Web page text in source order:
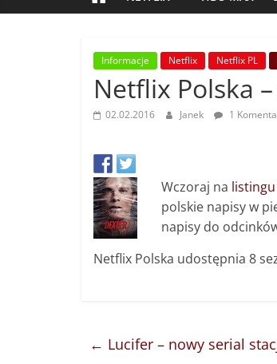
Informacje Netflix Netflix PL
Netflix Polska
02.02.2016 Janek 1
Wczoraj na
polskie napisy w
napisy do
Netflix Polska udostępnia 8
← Lucifer – nowy serial